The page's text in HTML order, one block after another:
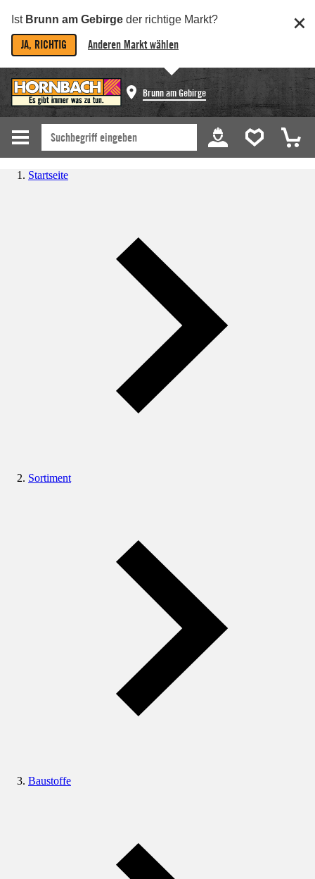
Ist Brunn am Gebirge der richtige Markt?
JA, RICHTIG Anderen Markt wählen
Brunn am Gebirge
Startseite
Sortiment
Baustoffe